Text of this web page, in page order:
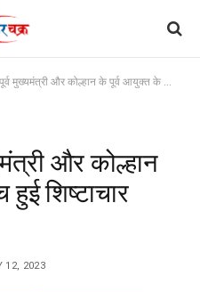
और कोल्हान के पूर्व आयुक्त के बीच हुई शिष्टाचार मुलाकात।
और कोल्हान
शिष्टाचार
12, 2023